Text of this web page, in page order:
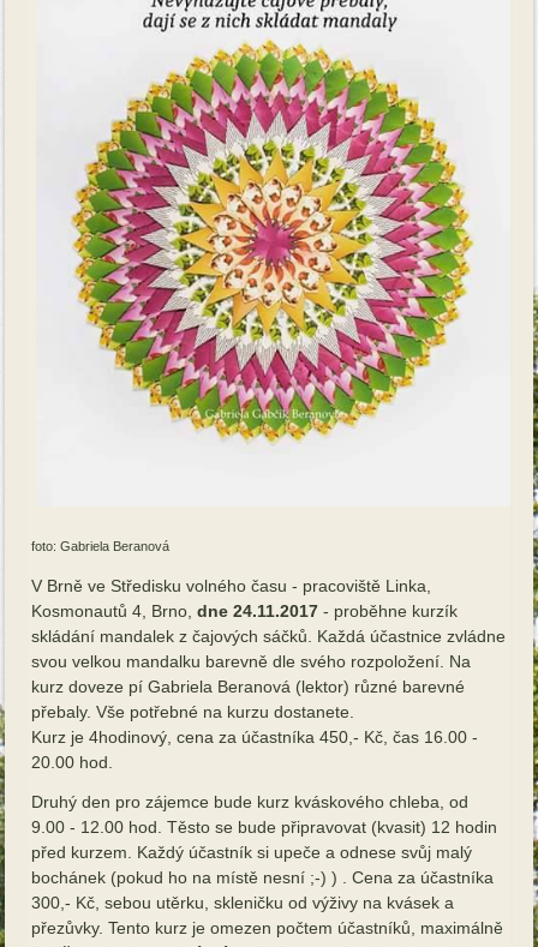
foto: Gabriela Beranová
V Brně ve Středisku volného času - pracoviště Linka,
Kosmonautů 4, Brno,dne 24.11.2017 - proběhne kurzík
skládání mandalek z čajových sáčků. Každá účastnice zvládne
svou velkou mandalku barevně dle svého rozpoložení. Na
kurz doveze pí Gabriela Beranová (lektor) různé barevné
přebaly. Vše potřebné na kurzu dostanete.
Kurz je 4hodinový, cena za účastníka 450,- Kč, čas 16.00 -
20.00 hod.
Druhý den pro zájemce bude kurz kváskového chleba, od
9.00 - 12.00 hod. Těsto se bude připravovat (kvasit) 12 hodin
před kurzem. Každý účastník si upeče a odnese svůj malý
bochánek (pokud ho na místě nesní ;-) ) . Cena za účastníka
300,- Kč, sebou utěrku, skleničku od výživy na kvásek a
přezůvky. Tento kurz je omezen počtem účastníků, maximálně